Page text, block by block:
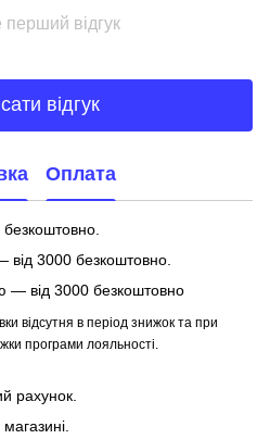
перший відгук
відгук
Оплата
3000 безкоштовно.
від 3000 безкоштовно
відсутня в період знижок та при
програми лояльності.
рахунок.